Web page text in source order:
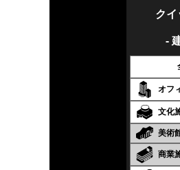
ク
-
オフ
文化
美術
商業